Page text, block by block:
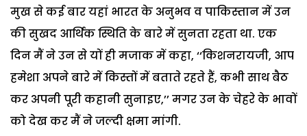
मुख से कई बार यहां भारत के अनुभव व पाकिस्तान में उन
की सुखद आर्थिक स्थिति के बारे में सुनता रहता था. एक
दिन मैं ने उन से यों ही मजाक में कहा, ‘‘किशनरायजी, आप
हमेशा अपने बारे में किस्तों में बताते रहते हैं, कभी साथ बैठ
कर अपनी पूरी कहानी सुनाइए,’’ मगर उन के चेहरे के भावों
को देख कर मैं ने जल्दी क्षमा मांगी.